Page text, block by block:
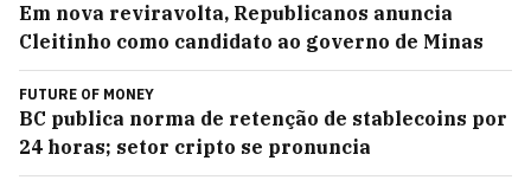
Em nova reviravolta, Republicanos anuncia
Cleitinho como candidato ao governo de Minas
FUTURE OF MONEY
BC publica norma de retenção de stablecoins por
24 horas; setor cripto se pronuncia